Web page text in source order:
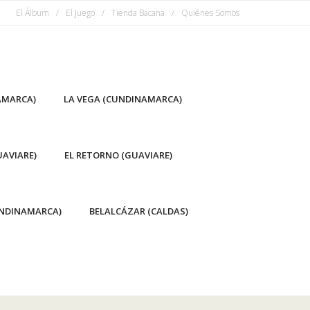
El Álbum El Juego Tienda Bacana Quiénes Somos
LA VEGA (CUNDINAMARCA)
EL RETORNO (GUAVIARE)
BELALCÁZAR (CALDAS)